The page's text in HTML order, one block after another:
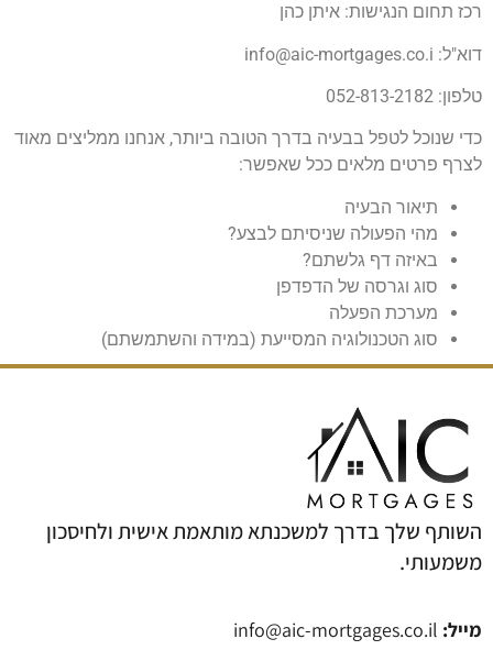
רכז תחום הנגישות: איתן כהן
דוא"ל: info@aic-mortgages.co.i
טלפון: 052-813-2182
כדי שנוכל לטפל בבעיה בדרך הטובה ביותר, אנחנו ממליצים מאוד
לצרף פרטים מלאים ככל שאפשר:
תיאור הבעיה
מהי הפעולה שניסיתם לבצע?
באיזה דף גלשתם?
סוג וגרסה של הדפדפן
מערכת הפעלה
סוג הטכנולוגיה המסייעת (במידה והשתמשתם)
השותף שלך בדרך למשכנתא מותאמת אישית ולחיסכון
משמעותי.
מייל: info@aic-mortgages.co.il